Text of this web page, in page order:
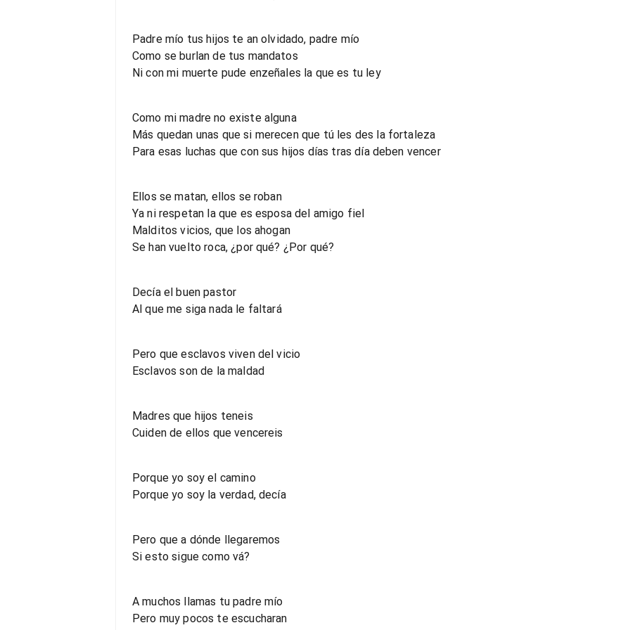
Padre mío tus hijos te an olvidado, padre mío
Como se burlan de tus mandatos
Ni con mi muerte pude enzeñales la que es tu ley
Como mi madre no existe alguna
Más quedan unas que si merecen que tú les des la fortaleza
Para esas luchas que con sus hijos días tras día deben vencer
Ellos se matan, ellos se roban
Ya ni respetan la que es esposa del amigo fiel
Malditos vicios, que los ahogan
Se han vuelto roca, ¿por qué? ¿Por qué?
Decía el buen pastor
Al que me siga nada le faltará
Pero que esclavos viven del vicio
Esclavos son de la maldad
Madres que hijos teneis
Cuiden de ellos que vencereis
Porque yo soy el camino
Porque yo soy la verdad, decía
Pero que a dónde llegaremos
Si esto sigue como vá?
A muchos llamas tu padre mío
Pero muy pocos te escucharan